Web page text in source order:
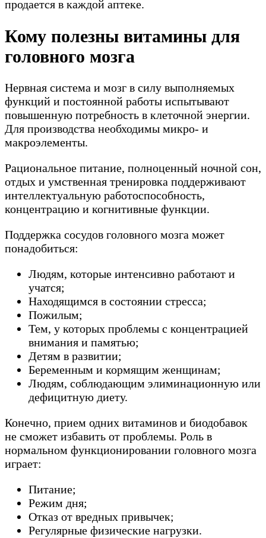
продается в каждой аптеке.
Кому полезны витамины для
головного мозга
Нервная система и мозг в силу выполняемых
функций и постоянной работы испытывают
повышенную потребность в клеточной энергии.
Для производства необходимы микро- и
макроэлементы.
Рациональное питание, полноценный ночной сон,
отдых и умственная тренировка поддерживают
интеллектуальную работоспособность,
концентрацию и когнитивные функции.
Поддержка сосудов головного мозга может
понадобиться:
Людям, которые интенсивно работают и
учатся;
Находящимся в состоянии стресса;
Пожилым;
Тем, у которых проблемы с концентрацией
внимания и памятью;
Детям в развитии;
Беременным и кормящим женщинам;
Людям, соблюдающим элиминационную или
дефицитную диету.
Конечно, прием одних витаминов и биодобавок
не сможет избавить от проблемы. Роль в
нормальном функционировании головного мозга
играет:
Питание;
Режим дня;
Отказ от вредных привычек;
Регулярные физические нагрузки.